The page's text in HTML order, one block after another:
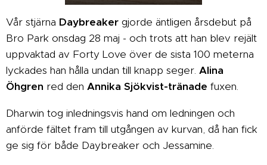
Vår stjärna Daybreaker gjorde äntligen årsdebut på
Bro Park onsdag 28 maj - och trots att han blev rejält
uppvaktad av Forty Love över de sista 100 meterna
lyckades han hålla undan till knapp seger. Alina
Öhgren red den Annika Sjökvist-tränade fuxen.
Dharwin tog inledningsvis hand om ledningen och
anförde fältet fram till utgången av kurvan, då han fick
ge sig för både Daybreaker och Jessamine.